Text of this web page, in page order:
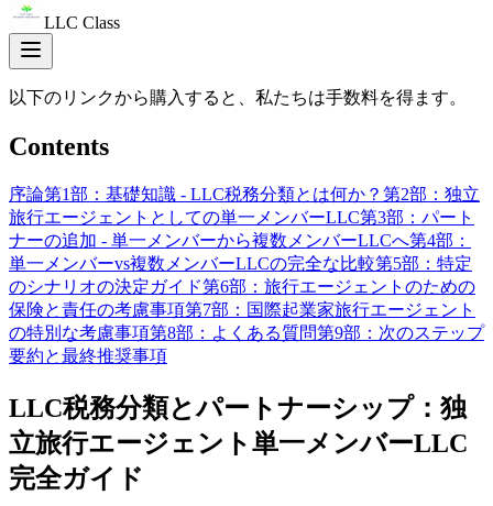
LLC Class
以下のリンクから購入すると、私たちは手数料を得ます。
Contents
序論第1部：基礎知識 - LLC税務分類とは何か？ 第2部：独立
旅行エージェントとしての単一メンバーLLC第3部：パート
ナーの追加 - 単一メンバーから複数メンバーLLCへ第4部：
単一メンバーvs複数メンバーLLCの完全な比較第5部：特定
のシナリオの決定ガイド第6部：旅行エージェントのための
保険と責任の考慮事項第7部：国際起業家旅行エージェント
の特別な考慮事項第8部：よくある質問第9部：次のステップ
要約と最終推奨事項
LLC税務分類とパートナーシップ：独
立旅行エージェント単一メンバーLLC
完全ガイド